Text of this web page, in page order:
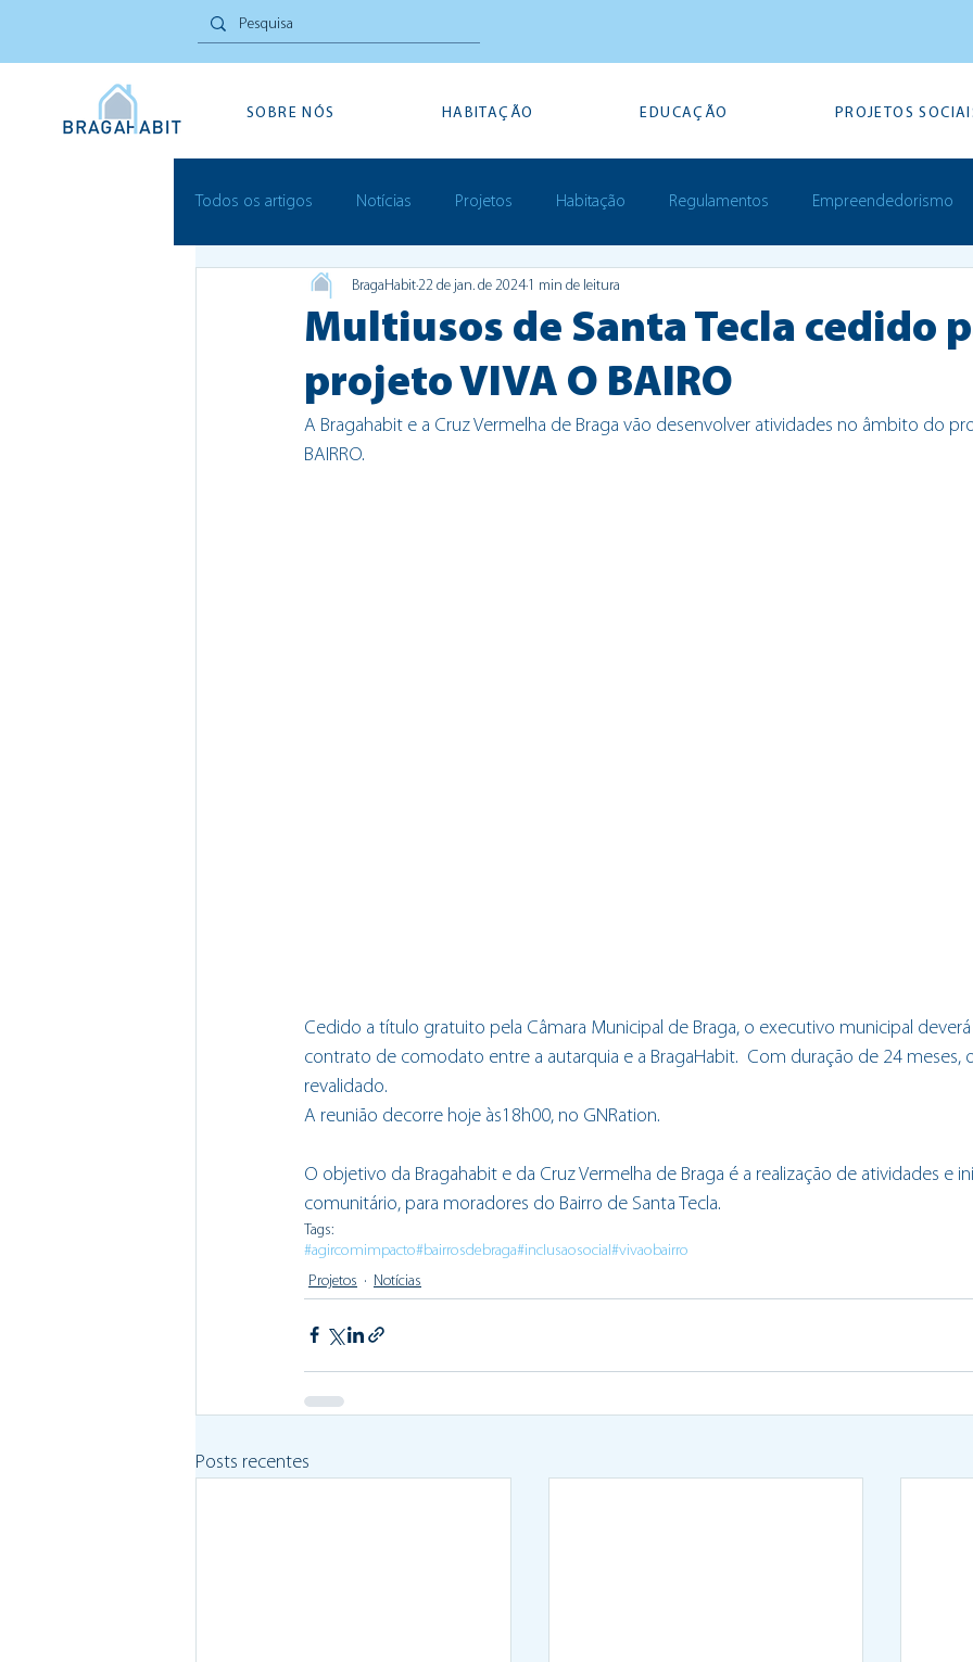
SOBRE NÓS HABITAÇÃO EDUCAÇÃO PROJETOS
Todos os artigos Notícias Projetos Habitação Regulamentos Empreendedorismo
Inovação Social Festivais Prémios
Multiusos de Santa Tecla cedido
projeto VIVA O BAIRO
BragaHabit22 de jan. de 2024 1 min de leitura
A Bragahabit e a Cruz Vermelha de Braga vão desenvolver atividades no âmbito do
BAIRRO.
Cedido a título gratuito pela Câmara Municipal de Braga, o executivo municipal
contrato de comodato entre a autarquia e a BragaHabit.  Com duração de 24 meses,
revalidado.
A reunião decorre hoje às18h00, no GNRation.
O objetivo da Bragahabit e da Cruz Vermelha de Braga é a realização de atividades e
comunitário, para moradores do Bairro de Santa Tecla.
Tags:
#agircomimpacto#bairrosdebraga#inclusaosocial #vivaobairro
Projetos
Notícias
Posts recentes